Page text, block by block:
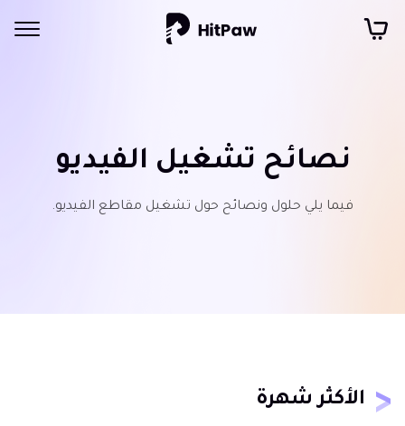
نصائح تشغيل الفيديو
فيما يلي حلول ونصائح حول تشغيل مقاطع الفيديو.
الأكثر شهرة